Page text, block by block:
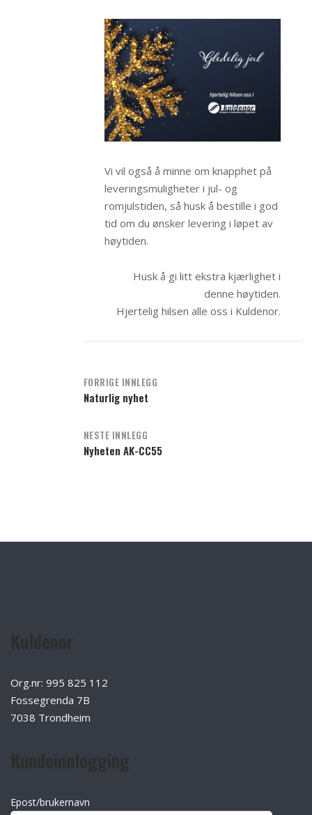
Vi vil også å minne om knapphet på
leveringsmuligheter i jul- og
romjulstiden, så husk å bestille i god
tid om du ønsker levering i løpet av
høytiden.
Husk å gi litt ekstra kjærlighet i
denne høytiden.
Hjertelig hilsen alle oss i Kuldenor.
Post
FORRIGE INNLEGG
Naturlig nyhet
NESTE INNLEGG
Nyheten AK-CC55
Org.nr: 995 825 112
Fossegrenda 7B
7038 Trondheim
Epost/brukernavn